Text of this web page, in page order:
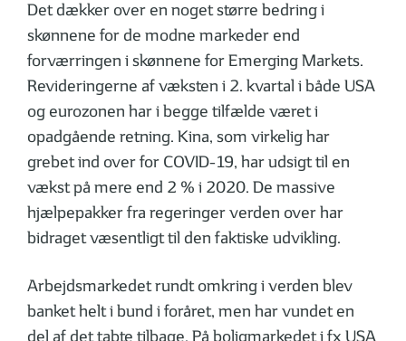
Det dækker over en noget større bedring i
skønnene for de modne markeder end
forværringen i skønnene for Emerging Markets.
Revideringerne af væksten i 2. kvartal i både USA
og eurozonen har i begge tilfælde været i
opadgående retning. Kina, som virkelig har
grebet ind over for COVID-19, har udsigt til en
vækst på mere end 2 % i 2020. De massive
hjælpepakker fra regeringer verden over har
bidraget væsentligt til den faktiske udvikling.
Arbejdsmarkedet rundt omkring i verden blev
banket helt i bund i foråret, men har vundet en
del af det tabte tilbage. På boligmarkedet i fx USA